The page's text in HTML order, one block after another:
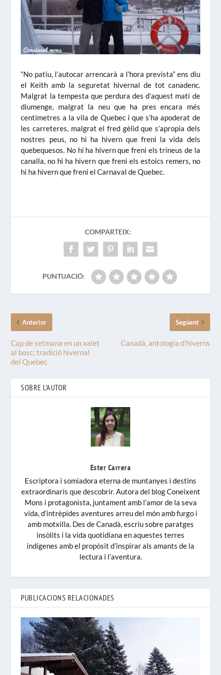
“No patiu, l’autocar arrencarà a l’hora prevista” ens diu
el Keith amb la seguretat hivernal de tot canadenc.
Malgrat la tempesta que perdura des d’aquest matí de
diumenge, malgrat la neu que ha pres encara més
centímetres a la vila de Quebec i que s’ha apoderat de
les carreteres, malgrat el fred gèlid que s’apropia dels
nostres peus, no hi ha hivern que freni la vida dels
quebequesos. No hi ha hivern que freni els trineus de la
canalla, no hi ha hivern que freni els estoics remers, no
hi ha hivern que freni el Carnaval de Quebec.
COMPARTEIX:
PUNTUACIÓ:
Anterior
Cap de setmana en un xalet
al bosc; tradició hivernal
del Quebec
Següent
Canadà, antologia d’hiverns
SOBRE L’AUTOR
Ester Carrera
Escriptora i somiadora eterna de muntanyes i destins
extraordinaris que descobrir. Autora del blog Coneixent
Mons i protagonista, juntament amb l’amor de la seva
vida, d’intrèpides aventures arreu del món amb furgo i
amb motxilla. Des de Canadà, escriu sobre paratges
insòlits i la vida quotidiana en aquestes terres
indígenes amb el propòsit d’inspirar als amants de la
lectura i l’aventura.
PUBLICACIONS RELACIONADES